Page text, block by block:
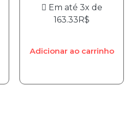
Em até 3x de
163.33R$
Adicionar ao carrinho